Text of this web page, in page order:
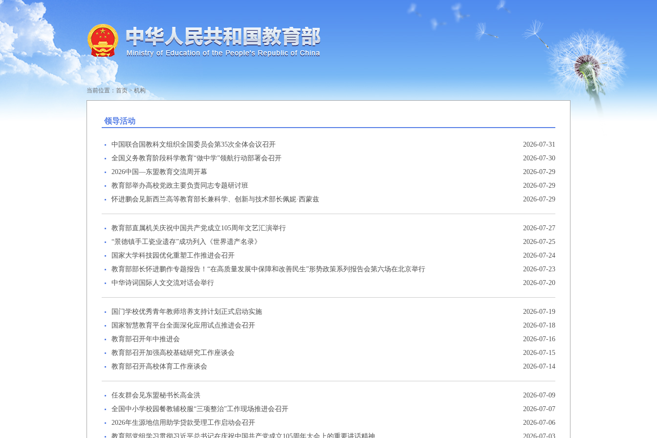
当前位置： 首页>机构
领导活动
中国联合国教科文组织全国委员会第35次全体会议召开
2026-07-31
全国义务教育阶段科学教育“做中学”领航行动部署会召开
2026-07-30
2026中国—东盟教育交流周开幕
2026-07-29
教育部举办高校党政主要负责同志专题研讨班
2026-07-29
怀进鹏会见新西兰高等教育部长兼科学、创新与技术部长佩妮·西蒙兹
2026-07-29
教育部直属机关庆祝中国共产党成立105周年文艺汇演举行
2026-07-27
“景德镇手工瓷业遗存”成功列入《世界遗产名录》
2026-07-25
国家大学科技园优化重塑工作推进会召开
2026-07-24
教育部部长怀进鹏作专题报告！“在高质量发展中保障和改善民生”形势政策系列报告会第六场在北京举行
2026-07-23
中华诗词国际人文交流对话会举行
2026-07-20
国门学校优秀青年教师培养支持计划正式启动实施
2026-07-19
国家智慧教育平台全面深化应用试点推进会召开
2026-07-18
教育部召开年中推进会
2026-07-16
教育部召开加强高校基础研究工作座谈会
2026-07-15
教育部召开高校体育工作座谈会
2026-07-14
任友群会见东盟秘书长高金洪
2026-07-09
全国中小学校园餐教辅校服“三项整治”工作现场推进会召开
2026-07-07
2026年生源地信用助学贷款受理工作启动会召开
2026-07-06
教育部党组学习贯彻习近平总书记在庆祝中国共产党成立105周年大会上的重要讲话精神
2026-07-03